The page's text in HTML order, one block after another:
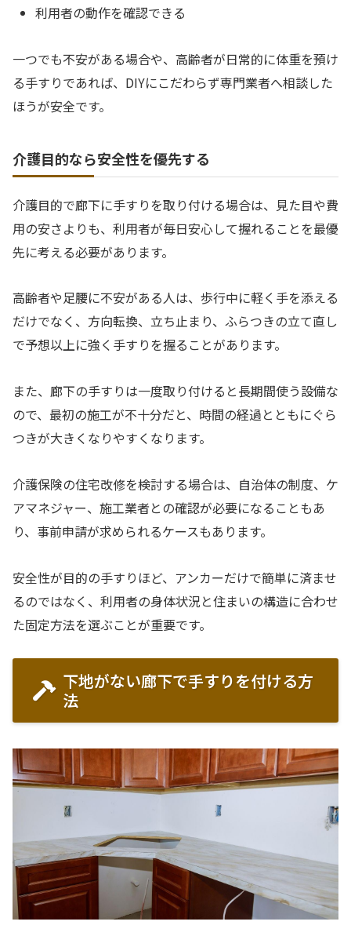
利用者の動作を確認できる
一つでも不安がある場合や、高齢者が日常的に体重を預け
る手すりであれば、DIYにこだわらず専門業者へ相談した
ほうが安全です。
介護目的なら安全性を優先する
介護目的で廊下に手すりを取り付ける場合は、見た目や費
用の安さよりも、利用者が毎日安心して握れることを最優
先に考える必要があります。
高齢者や足腰に不安がある人は、歩行中に軽く手を添える
だけでなく、方向転換、立ち止まり、ふらつきの立て直し
で予想以上に強く手すりを握ることがあります。
また、廊下の手すりは一度取り付けると長期間使う設備な
ので、最初の施工が不十分だと、時間の経過とともにぐら
つきが大きくなりやすくなります。
介護保険の住宅改修を検討する場合は、自治体の制度、ケ
アマネジャー、施工業者との確認が必要になることもあ
り、事前申請が求められるケースもあります。
安全性が目的の手すりほど、アンカーだけで簡単に済ませ
るのではなく、利用者の身体状況と住まいの構造に合わせ
た固定方法を選ぶことが重要です。
下地がない廊下で手すりを付ける方
法